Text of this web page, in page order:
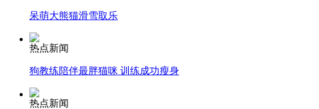
走！跟着总书记去植树
消防员救轻生者 花炮节热闹非凡 减压"枕头大战"
呆萌大熊猫滑雪取乐
热点新闻
狗教练陪伴最胖猫咪 训练成功瘦身
热点新闻